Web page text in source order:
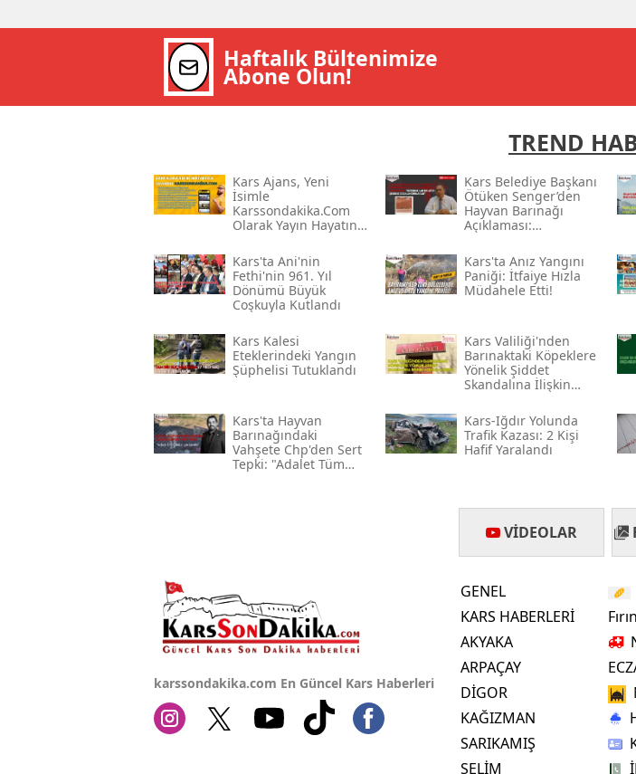
Haftalık Bültenimize
Abone Olun!
TREND
Kars Ajans, Yeni
İsimle
Karssondakika.com
Olarak Yayın Hayatına
Kars Belediye Başkanı
Ötüken Senger’den
Hayvan Barınağı
Açıklaması:
Şekilde
Cezalandırılacak”
Kars'ta Ani'nin
Fethi'nin 961. Yıl
Dönümü Büyük
Coşkuyla Kutlandı
Kars'ta Anız Yangını
Paniği: İtfaiye Hızla
Müdahele Etti!
Kars Kalesi
Eteklerindeki Yangın
Şüphelisi Tutuklandı
Kars Valiliği'nden
Barınaktaki Köpeklere
Yönelik Şiddet
Skandalına İlişkin
Kars'ta Hayvan
Barınağındaki
Vahşete Chp'den Sert
Tepki: "adalet Tüm
Kars-Iğdır Yolunda
Trafik Kazası: 2 Kişi
Hafif Yaralandı
VIDEOLAR
karssondakika.com En Güncel Kars Haberleri
GENEL
KARS HABERLERİ
AKYAKA
ARPAÇAY
DİGOR
KAĞIZMAN
SARIKAMIŞ
SELİM